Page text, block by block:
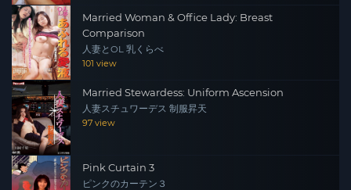
Married Woman & Office Lady: Breast
Comparison
人妻とOL 乳くらべ
101 view
Married Stewardess: Uniform Ascension
人妻スチュワーデス 制服昇天
97 view
Pink Curtain 3
ピンクのカーテン３